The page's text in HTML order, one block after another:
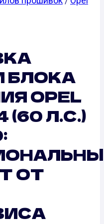
БЛОКА
OPEL
(60 Л.С.)
ОТ